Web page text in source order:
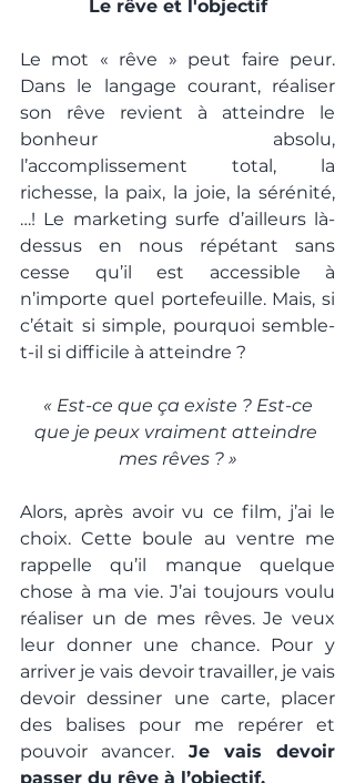
Le rêve et l'objectif
Le mot « rêve » peut faire peur.
Dans le langage courant, réaliser
son rêve revient à atteindre le
bonheur absolu,
l’accomplissement total, la
richesse, la paix, la joie, la sérénité,
…! Le marketing surfe d’ailleurs là-
dessus en nous répétant sans
cesse qu’il est accessible à
n’importe quel portefeuille. Mais, si
c’était si simple, pourquoi semble-
t-il si difficile à atteindre ?
que je peux vraiment atteindre
mes rêves ? »
Alors, après avoir vu ce film, j’ai le
choix. Cette boule au ventre me
rappelle qu’il manque quelque
chose à ma vie. J’ai toujours voulu
réaliser un de mes rêves. Je veux
leur donner une chance. Pour y
arriver je vais devoir travailler, je vais
devoir dessiner une carte, placer
des balises pour me repérer et
pouvoir avancer. Je vais devoir
passer du rêve à l’objectif.